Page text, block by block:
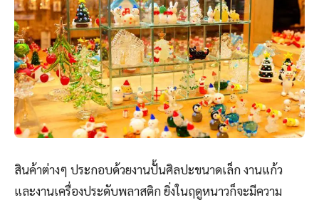
สินค้าต่างๆ ประกอบด้วยงานปั้นศิลปะขนาดเล็ก งานแก้ว
และงานเครื่องประดับพลาสติก ยิ่งในฤดูหนาวก็จะมีความ